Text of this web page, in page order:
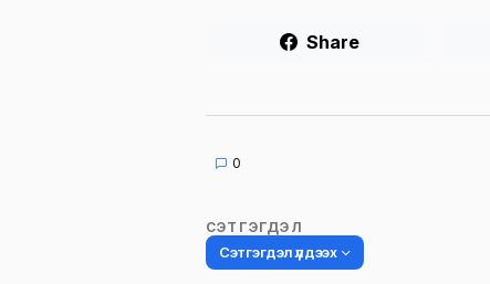
Share
0
СЭТГЭГДЭЛ
Сэтгэгдэл үлдээх